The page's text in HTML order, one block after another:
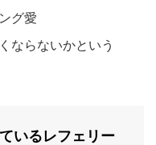
グ愛
ならないかという
いるレフェリー